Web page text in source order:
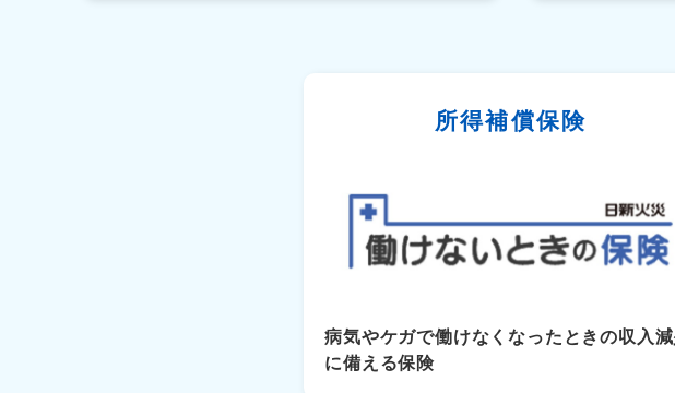
所得補償保険
病気やケガで働けなくなったときの収入
に備える保険